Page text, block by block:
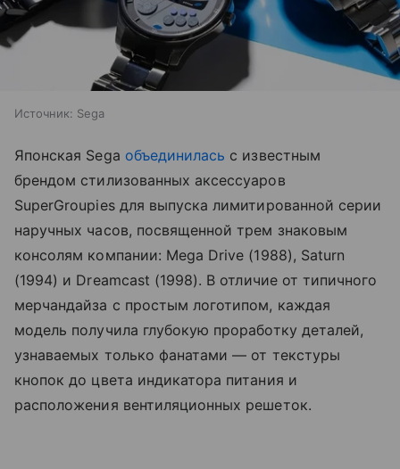
Источник: Sega
Японская Sega объединилась с известным
брендом стилизованных аксессуаров
SuperGroupies для выпуска лимитированной серии
наручных часов, посвященной трем знаковым
консолям компании: Mega Drive (1988), Saturn
(1994) и Dreamcast (1998). В отличие от типичного
мерчандайза с простым логотипом, каждая
модель получила глубокую проработку деталей,
узнаваемых только фанатами — от текстуры
кнопок до цвета индикатора питания и
расположения вентиляционных решеток.